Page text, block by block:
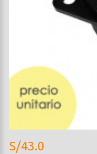
S/43.0